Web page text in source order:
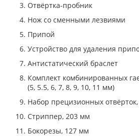
Отвёртка-пробник
Нож со сменными лезвиями
Припой
Устройство для удаления
Антистатический браслет
Комплект комбинированных
(5, 5.5, 6, 7, 8, 9, 10, 11 мм)
Набор прецизионных
Стриппер, 203 мм
Бокорезы, 127 мм